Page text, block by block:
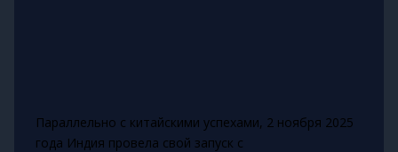
Параллельно с китайскими успехами, 2 ноября 2025
года Индия провела свой запуск с